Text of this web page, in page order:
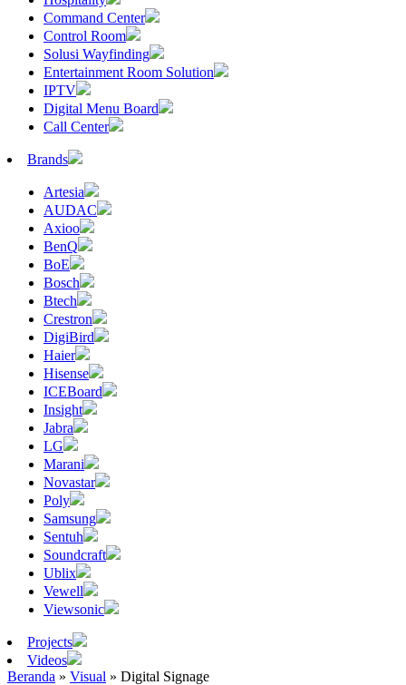
Command Center
Control Room
Solusi Wayfinding
Entertainment Room Solution
IPTV
Digital Menu Board
Call Center
Brands
Artesia
AUDAC
Axioo
BenQ
BoE
Bosch
Btech
Crestron
DigiBird
Haier
Hisense
ICEBoard
Insight
Jabra
LG
Marani
Novastar
Poly
Samsung
Sentuh
Soundcraft
Ublix
Vewell
Viewsonic
Projects
Videos
Beranda » Visual » Digital Signage